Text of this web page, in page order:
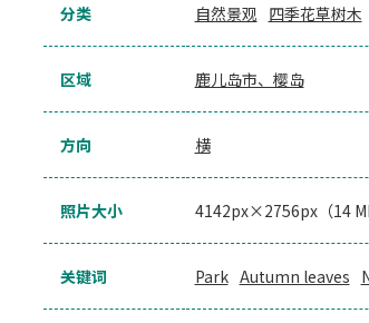
分类 自然景观 四季花草树木
区域 鹿儿岛市、樱岛
方向 横
照片大小 4142px×2756px（14
关键词 Park Autumn leaves